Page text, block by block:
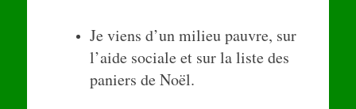
Je viens d’un milieu pauvre, sur
l’aide sociale et sur la liste des
paniers de Noël.